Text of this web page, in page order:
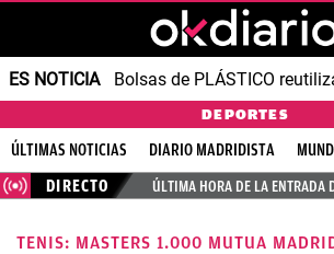
ES NOTICIA Bolsas de PLÁSTICO
DEPORTES
ÚLTIMAS NOTICIAS DIARIO MADRIDISTA
DIRECTO
ÚLTIMA HORA DE LA ENTRADA
TENIS: MASTERS 1.000 MUTUA